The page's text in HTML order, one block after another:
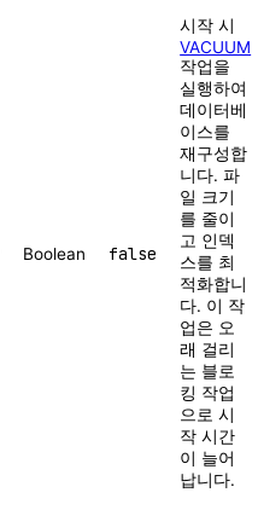
Boolean false
시작 시
VACUUM
작업을
실행하여
데이터베
이스를
재구성합
니다. 파
일 크기
를 줄이
고 인덱
스를 최
적화합니
다. 이 작
업은 오
래 걸리
는 블로
킹 작업
으로 시
작 시간
이 늘어
납니다.